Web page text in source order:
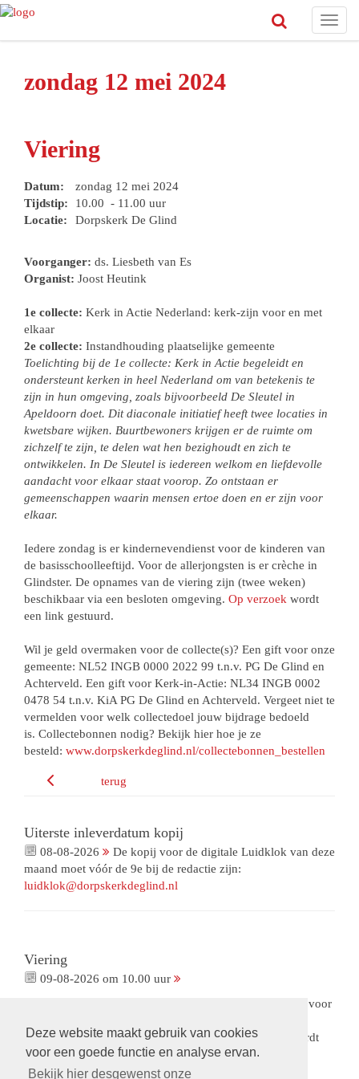
Deze website maakt gebruik van cookies
voor een goede functie en analyse ervan.
Bekijk hier desgewenst onze
zondag 12 mei 2024
Viering
Datum:
zondag 12 mei 2024
Tijdstip:
10.00 - 11.00 uur
Locatie:
Dorpskerk De Glind
Voorganger: ds. Liesbeth van Es
Organist: Joost Heutink
1e collecte: Kerk in Actie Nederland: kerk-zijn voor en met
elkaar
2e collecte: Instandhouding plaatselijke gemeente
Toelichting bij de 1e collecte: Kerk in Actie begeleidt en
ondersteunt kerken in heel Nederland om van betekenis te
zijn in hun omgeving, zoals bijvoorbeeld De Sleutel in
Apeldoorn doet. Dit diaconale initiatief heeft twee locaties in
kwetsbare wijken. Buurtbewoners krijgen er de ruimte om
zichzelf te zijn, te delen wat hen bezighoudt en zich te
ontwikkelen. In De Sleutel is iedereen welkom en liefdevolle
aandacht voor elkaar staat voorop. Zo ontstaan er
gemeenschappen waarin mensen ertoe doen en er zijn voor
elkaar.
Iedere zondag is er kindernevendienst voor de kinderen van
de basisschoolleeftijd. Voor de allerjongsten is er crèche in
Glindster. De opnames van de viering zijn (twee weken)
beschikbaar via een besloten omgeving. Op verzoek wordt
een link gestuurd.
Wil je geld overmaken voor de collecte(s)? Een gift voor onze
gemeente: NL52 INGB 0000 2022 99 t.n.v. PG De Glind en
Achterveld. Een gift voor Kerk-in-Actie: NL34 INGB 0002
0478 54 t.n.v. KiA PG De Glind en Achterveld. Vergeet niet te
vermelden voor welk collectedoel jouw bijdrage bedoeld
is. Collectebonnen nodig? Bekijk hier hoe je ze
besteld: www.dorpskerkdeglind.nl/collectebonnen_bestellen
terug
Uiterste inleverdatum kopij
08-08-2026
De kopij voor de digitale Luidklok van deze
maand moet vóór de 9e bij de redactie zijn:
luidklok@dorpskerkdeglind.nl
Viering
09-08-2026 om 10.00 uur
Viering met gemeenteleden als voorganger. Met collecte voor
beschikbaar via een besloten omgeving.Op verzoek
wordt
een link gestuurd.